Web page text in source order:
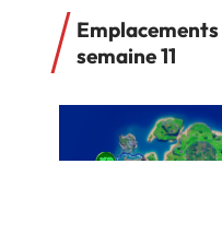
Emplacements
semaine 11